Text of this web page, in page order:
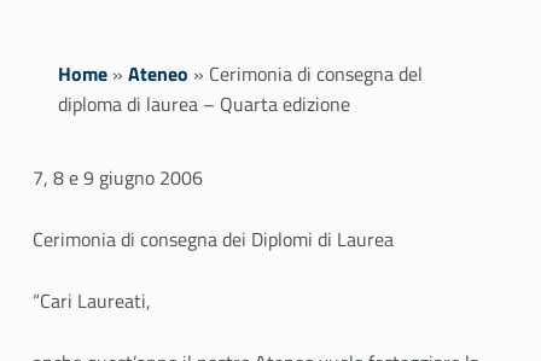
Home» Ateneo » Cerimonia di consegna del
diploma di laurea – Quarta edizione
C
e
r
7, 8 e 9 giugno 2006
Cerimonia di consegna dei Diplomi di Laurea
“Cari Laureati,